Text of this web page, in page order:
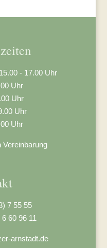
- 17.00 Uhr
Uhr
Uhr
Uhr
Uhr
Vereinbarung
7 55 55
60 96 11
arnstadt.de